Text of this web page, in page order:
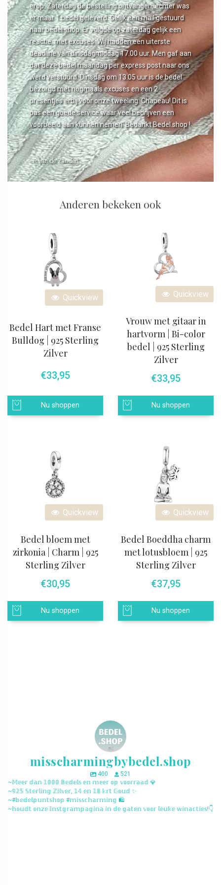
erop. Zaterdag de bestelling ontvangen, echter was
er maar 1 bedel geleverd. Gelijk een mail gestuurd
naar bedel.shop. Er volgde op zaterdag gelijk een
reactie, met excuses. Wij hadden een uiterste
deadline van dinsdagmiddag 17.00 uur. Men gaf aan
dat deze bedel maandag per express post naar ons
werd verstuurd. Dinsdag om 13.05 uur is de bedel
bezorgd met nogmaals excuses en een 2
presentjes erbij voor onze tweeling. Chapeau! Dit is
pas een goede service waar veel bedrijven een
voorbeeld aan kunnen nemen. Bedankt Bedel.shop !
- R van de Zanden
Anderen bekeken ook
Quickview
Bedel Hart met Franse
Bulldog | 925 Sterling
Zilver
€33,95
Nu shoppen
Quickview
Vrouw met gitaar in
hartvorm | Bi-color
bedel | 925 Sterling
Zilver
€33,95
Nu shoppen
Quickview
Bedel bloem met
zirkonia | Charm | 925
Sterling Zilver
€30,95
Nu shoppen
Quickview
Bedel Boeddha charm
met lotusbloem | 925
Sterling Zilver
€37,95
Nu shoppen
misscharmingbybedel.shop
400
521
~𝕄𝕖𝕖𝕣 𝕕𝕒𝕟 𝟙𝟘𝟘𝟘 𝔹𝕖𝕕𝕖𝕝𝕤 𝕖𝕟 𝕞𝕖𝕖𝕣 𝕠𝕡 𝕧𝕠𝕠𝕣𝕣𝕒𝕒𝕕 💎
~𝟡𝟚𝟝 𝕊𝕥𝕖𝕣𝕝𝕚𝕟𝕘 ℤ𝕚𝕝𝕧𝕖𝕣, 𝟙𝟜 𝕖𝕟 𝟙𝟠 𝕜𝕣𝕥 𝔾𝕠𝕦𝕕 ✨
~#𝕓𝕖𝕕𝕖𝕝𝕡𝕦𝕟𝕥𝕤𝕙𝕠𝕡 #𝕞𝕚𝕤𝕤𝕔𝕙𝕒𝕣𝕞𝕚𝕟𝕘 🛍️
~𝕙𝕠𝕦𝕕𝕥 𝕠𝕟𝕫𝕖 𝕀𝕟𝕤𝕥𝕘𝕣𝕒𝕞𝕡𝕒𝕘𝕚𝕟𝕒 𝕚𝕟 𝕕𝕖 𝕘𝕒𝕥𝕖𝕟 𝕧𝕠𝕠𝕣 𝕝𝕖𝕦𝕜𝕖 𝕨𝕚𝕟𝕒𝕔𝕥𝕚𝕖𝕤!👇